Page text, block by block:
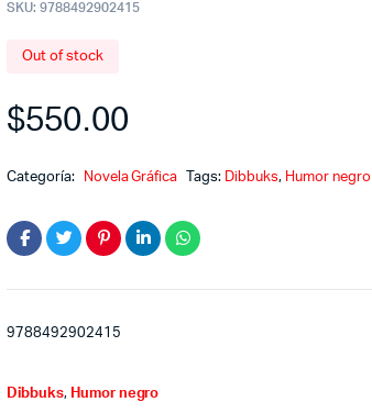
SKU: 9788492902415
Out of stock
$550.00
Categoría: Novela Gráfica Tags: Dibbuks, Humor negro
9788492902415
Dibbuks, Humor negro